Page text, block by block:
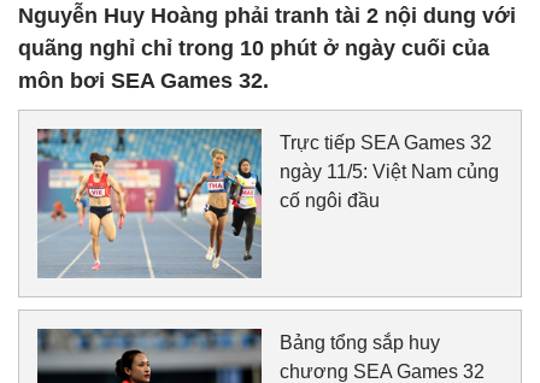
Nguyễn Huy Hoàng phải tranh tài 2 nội dung với
quãng nghỉ chỉ trong 10 phút ở ngày cuối của
môn bơi SEA Games 32.
Trực tiếp SEA Games 32
ngày 11/5: Việt Nam củng
cố ngôi đầu
Bảng tổng sắp huy
chương SEA Games 32